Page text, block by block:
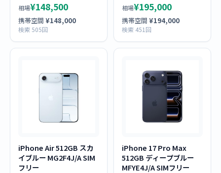
相場¥148,500
携帯空間 ¥148,000
検索 505回
相場¥195,000
携帯空間 ¥194,000
検索 451回
iPhone Air 512GB スカ
イブルー MG2F4J/A SIM
フリー
iPhone 17 Pro Max
512GB ディープブルー
MFYE4J/A SIMフリー